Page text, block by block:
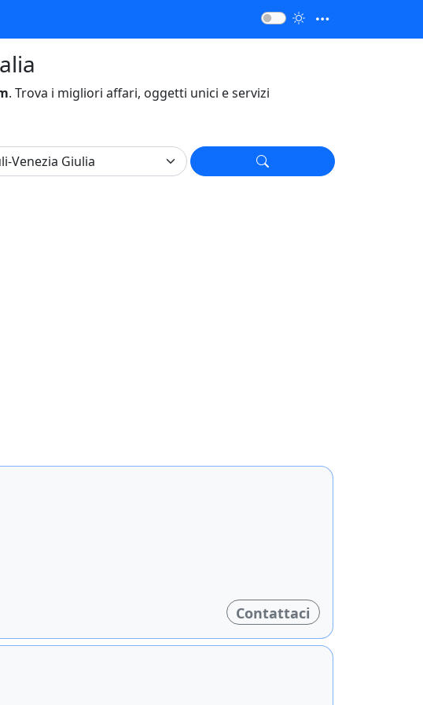
. Trova i migliori affari, oggetti unici e servizi
Contattaci